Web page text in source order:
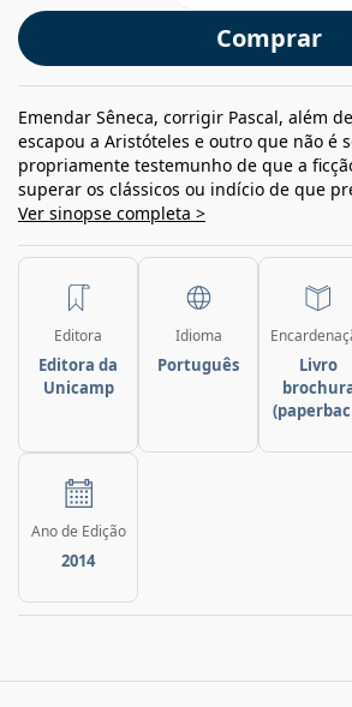
Comprar
Emendar Sêneca, corrigir Pascal, além
escapou a Aristóteles e outro que não é
propriamente testemunho de que a
superar os clássicos ou indício de que
Ver sinopse completa >
Editora
Editora da
Unicamp
Idioma
Português
Livro
Ano de Edição
2014